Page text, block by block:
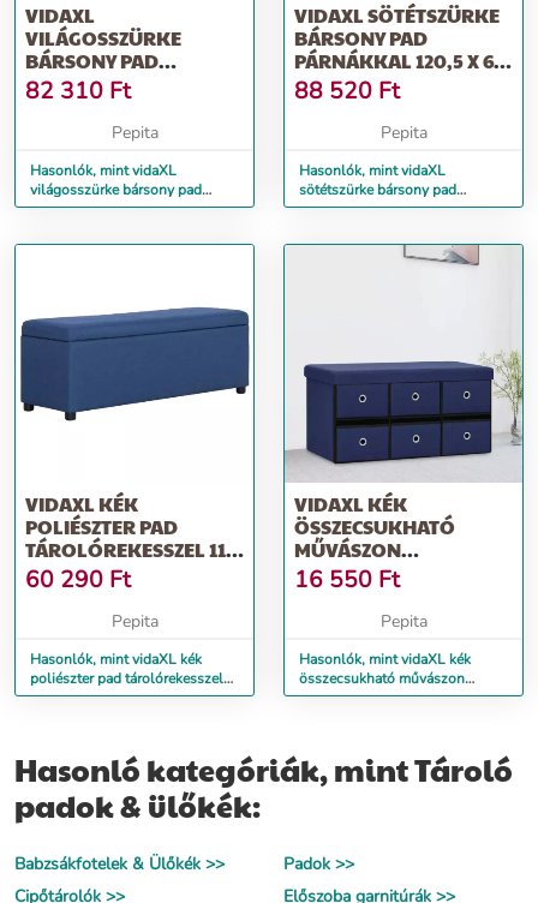
VIDAXL
VILÁGOSSZÜRKE
BÁRSONY PAD
PÁRNÁKKAL 120,5 X 65
X 75 CM
82 310 Ft
Pepita
Hasonlók, mint vidaXL
világosszürke bársony pad
párnákkal 120,5 x 65 x 75 cm
VIDAXL SÖTÉTSZÜRKE
BÁRSONY PAD
PÁRNÁKKAL 120,5 X 65
X 75 CM
88 520 Ft
Pepita
Hasonlók, mint vidaXL
sötétszürke bársony pad
párnákkal 120,5 x 65 x 75 cm
VIDAXL KÉK
POLIÉSZTER PAD
TÁROLÓREKESSZEL 116
CM
60 290 Ft
Pepita
Hasonlók, mint vidaXL kék
poliészter pad tárolórekesszel
116 cm
VIDAXL KÉK
ÖSSZECSUKHATÓ
MŰVÁSZON
TÁROLÓPAD 76 X 38 X
38 CM
16 550 Ft
Pepita
Hasonlók, mint vidaXL kék
összecsukható művászon
tárolópad 76 x 38 x 38 cm
Hasonló kategóriák, mint Tároló
padok & ülőkék:
Babzsákfotelek & Ülőkék >>
Padok >>
Cipőtárolók >>
Előszoba garnitúrák >>